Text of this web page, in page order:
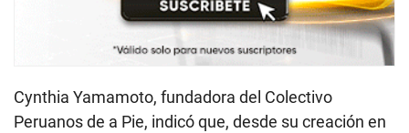
Cynthia Yamamoto, fundadora del Colectivo
Peruanos de a Pie, indicó que, desde su creación en